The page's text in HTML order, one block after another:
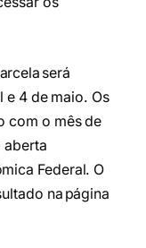
será
e 4 de maio. Os
com o mês de
aberta
Federal. O
na página